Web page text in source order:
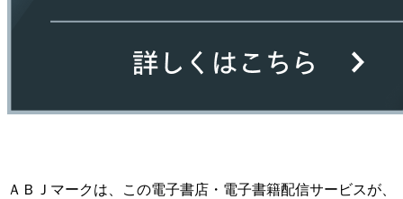
ＡＢＪマークは、この電子書店・電子書籍配信サービスが、